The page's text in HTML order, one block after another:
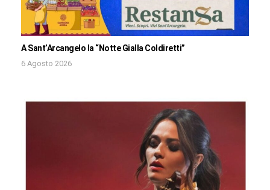
A Sant’Arcangelo la “Notte Gialla Coldiretti”
6 Agosto 2026